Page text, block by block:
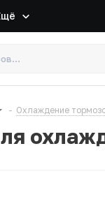
- Охлаждение